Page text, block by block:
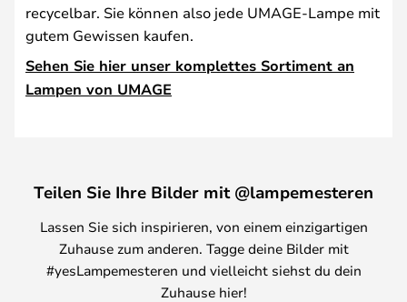
recycelbar. Sie können also jede UMAGE-Lampe mit
gutem Gewissen kaufen.
Sehen Sie hier unser komplettes Sortiment an
Lampen von UMAGE
Teilen Sie Ihre Bilder mit @lampemesteren
Lassen Sie sich inspirieren, von einem einzigartigen
Zuhause zum anderen. Tagge deine Bilder mit
#yesLampemesteren und vielleicht siehst du dein
Zuhause hier!